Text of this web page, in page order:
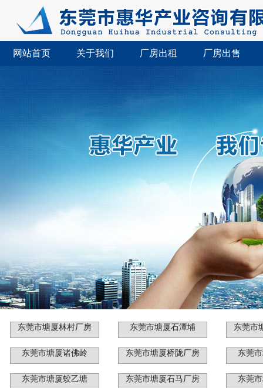
网站首页 关于我们 厂房出租 厂房出售
东莞市塘厦林村厂房 东莞市塘厦石潭埔 东莞市
东莞市塘厦诸佛岭 东莞市塘厦桥陇厂房 东莞
东莞市塘厦蛟乙塘 东莞市塘厦石马厂房 东莞